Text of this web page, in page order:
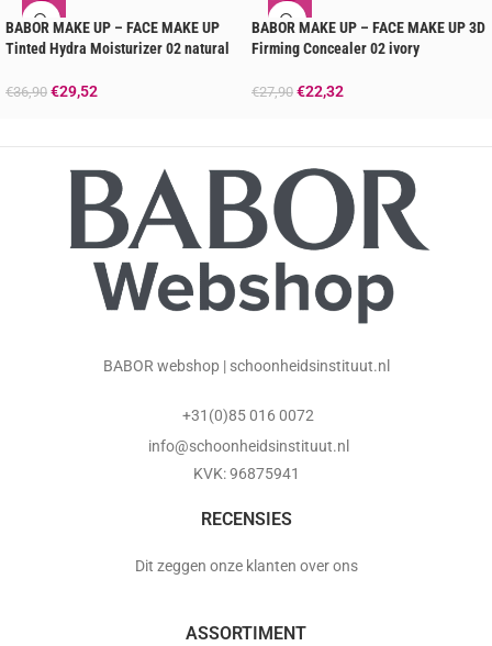
BABOR MAKE UP – FACE MAKE UP
Tinted Hydra Moisturizer 02 natural
€36,90 €29,52
BABOR MAKE UP – FACE MAKE UP 3D
Firming Concealer 02 ivory
€27,90 €22,32
BABOR webshop | schoonheidsinstituut.nl
+31(0)85 016 0072
info@schoonheidsinstituut.nl
KVK: 96875941
RECENSIES
Dit zeggen onze klanten over ons
ASSORTIMENT